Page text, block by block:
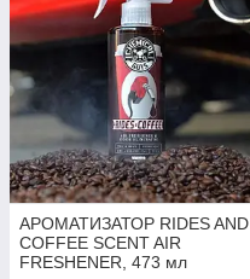
АРОМАТИЗАТОР RIDES AND
COFFEE SCENT AIR
FRESHENER, 473 мл